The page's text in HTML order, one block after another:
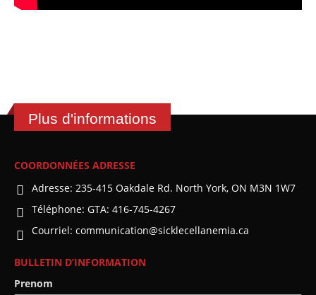
Plus d'informations
COORDONNÉES ADRESSE
Adresse: 235-415 Oakdale Rd. North York, ON M3N 1W7
Téléphone: GTA: 416-745-4267
Courriel: communication@sicklecellanemia.ca
BULLETIN D’INFORMATION
Prenom